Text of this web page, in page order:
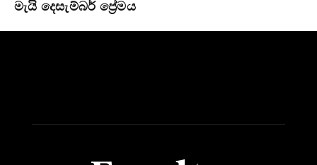
මැයි දෙසැම්බර් ප්‍රේමය